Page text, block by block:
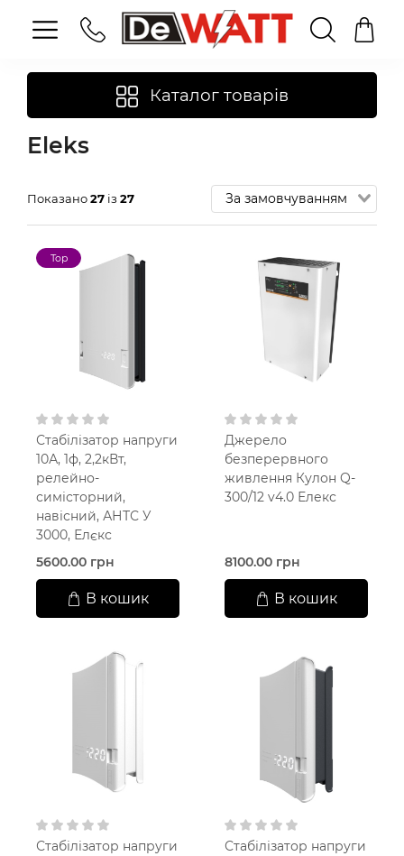
Каталог товарів
Eleks
Показано27 із 27
Top
Стабілізатор напруги
10А, 1ф, 2,2кВт,
релейно-
симісторний,
навісний, АНТС У
3000, Елєкс
5600.00 грн
В кошик
Джерело
безперервного
живлення Кулон Q-
300/12 v4.0 Елекс
8100.00 грн
В кошик
Стабілізатор напруги
Стабілізатор напруги